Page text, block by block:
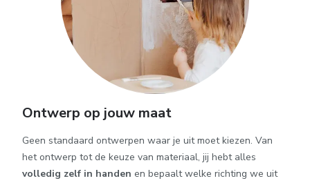
Ontwerp op jouw maat
Geen standaard ontwerpen waar je uit moet kiezen. Van
het ontwerp tot de keuze van materiaal, jij hebt alles
volledig zelf in handen en bepaalt welke richting we uit